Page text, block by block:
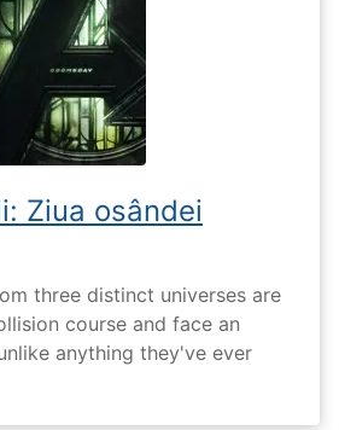
Ziua osândei
three distinct universes are
course and face an
anything they've ever